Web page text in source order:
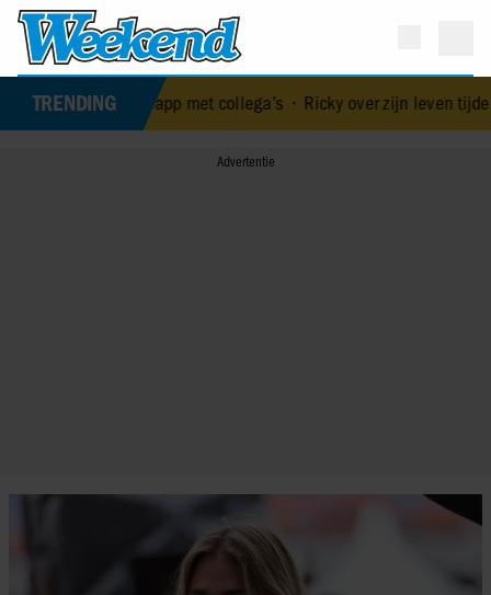
TRENDING
groepsapp met collega’s•Ricky over zijn leven tijdens en na De